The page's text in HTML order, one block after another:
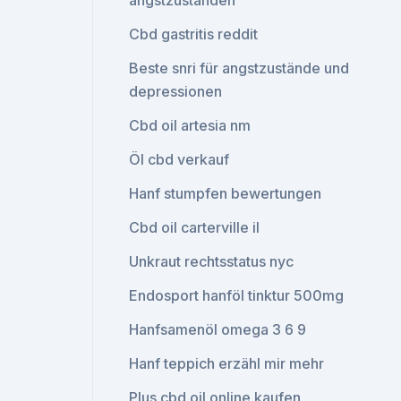
Cbd gastritis reddit
Beste snri für angstzustände und
depressionen
Cbd oil artesia nm
Öl cbd verkauf
Hanf stumpfen bewertungen
Cbd oil carterville il
Unkraut rechtsstatus nyc
Endosport hanföl tinktur 500mg
Hanfsamenöl omega 3 6 9
Hanf teppich erzähl mir mehr
Plus cbd oil online kaufen